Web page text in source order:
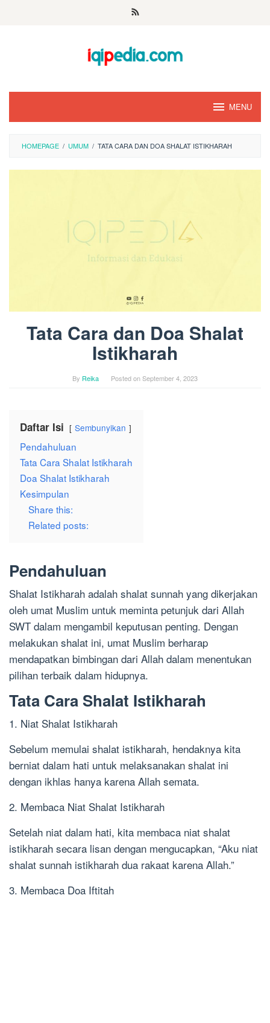
MENU
HOMEPAGE / UMUM / TATA CARA DAN DOA SHALAT ISTIKHARAH
Tata Cara dan Doa Shalat
Istikharah
By Reika Posted onSeptember 4, 2023
Daftar Isi Sembunyikan
Pendahuluan
Tata Cara Shalat Istikharah
Doa Shalat Istikharah
Kesimpulan
Share this:
Related posts:
Pendahuluan
Shalat Istikharah adalah shalat sunnah yang dikerjakan
oleh umat Muslim untuk meminta petunjuk dari Allah
SWT dalam mengambil keputusan penting. Dengan
melakukan shalat ini, umat Muslim berharap
mendapatkan bimbingan dari Allah dalam menentukan
pilihan terbaik dalam hidupnya.
Tata Cara Shalat Istikharah
1. Niat Shalat Istikharah
Sebelum memulai shalat istikharah, hendaknya kita
berniat dalam hati untuk melaksanakan shalat ini
dengan ikhlas hanya karena Allah semata.
2. Membaca Niat Shalat Istikharah
Setelah niat dalam hati, kita membaca niat shalat
istikharah secara lisan dengan mengucapkan, “Aku niat
shalat sunnah istikharah dua rakaat karena Allah.”
3. Membaca Doa Iftitah